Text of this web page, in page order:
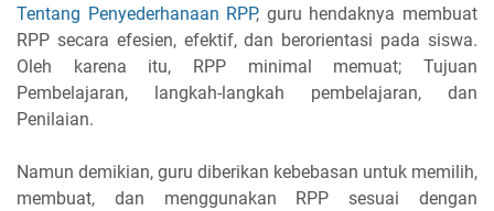
Tentang Penyederhanaan RPP, guru hendaknya membuat
RPP secara efesien, efektif, dan berorientasi pada siswa.
Oleh karena itu, RPP minimal memuat; Tujuan
Pembelajaran, langkah-langkah pembelajaran, dan
Penilaian.
Namun demikian, guru diberikan kebebasan untuk memilih,
membuat, dan menggunakan RPP sesuai dengan